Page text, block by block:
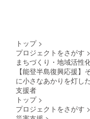
トップ >
プロジェクトをさがす >
まちづくり・地域活性
【能登半島復興応援
に小さなあかりを灯した
支援者
トップ >
プロジェクトをさがす >